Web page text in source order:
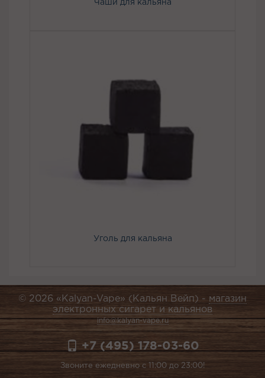
Чаши для кальяна
Уголь для кальяна
© 2026 «Kalyan-Vape» (Кальян Вейп) - магазин
электронных сигарет и кальянов
info@kalyan-vape.ru
+7 (495) 178-03-60
Звоните ежедневно с 11:00 до 23:00!